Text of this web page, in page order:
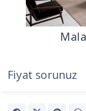
Fiyat sorunuz